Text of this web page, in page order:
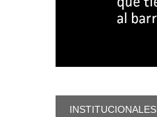
INSTITUCIONALES